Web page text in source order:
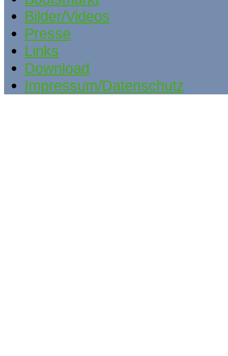
Bilder/Videos
Presse
Links
Download
Impressum/Datenschutz